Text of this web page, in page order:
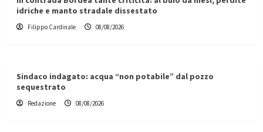
idriche e manto stradale dissestato
Filippo Cardinale 08/08/2026
Sindaco indagato: acqua “non potabile” dal pozzo
sequestrato
Redazione 08/08/2026